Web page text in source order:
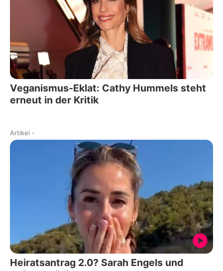
Veganismus-Eklat: Cathy Hummels steht
erneut in der Kritik
Artikel -
Heiratsantrag 2.0? Sarah Engels und